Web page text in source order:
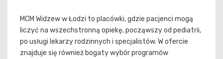
MCM Widzew w Łodzi to placówki, gdzie pacjenci mogą
liczyć na wszechstronną opiekę, począwszy od pediatrii,
po usługi lekarzy rodzinnych i specjalistów. W ofercie
znajduje się również bogaty wybór programów